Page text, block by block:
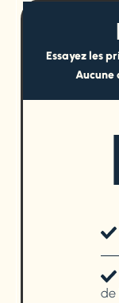
Essayez les
Aucune
de